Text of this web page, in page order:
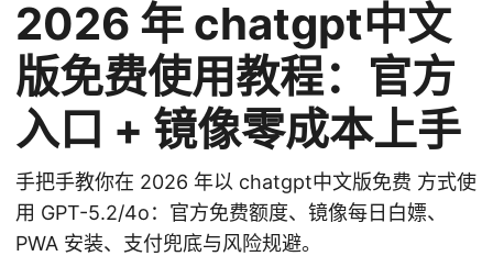
2026 年 chatgpt中文
版免费使用教程：官方
入口 + 镜像零成本上手
手把手教你在 2026 年以 chatgpt中文版免费 方式使
用 GPT-5.2/4o：官方免费额度、镜像每日白嫖、
PWA 安装、支付兜底与风险规避。